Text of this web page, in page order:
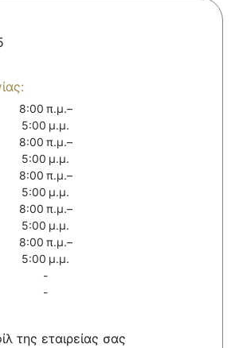
8:00 π.μ.–
5:00 μ.μ.
8:00 π.μ.–
5:00 μ.μ.
8:00 π.μ.–
5:00 μ.μ.
8:00 π.μ.–
5:00 μ.μ.
8:00 π.μ.–
5:00 μ.μ.
-
-
της εταιρείας σας